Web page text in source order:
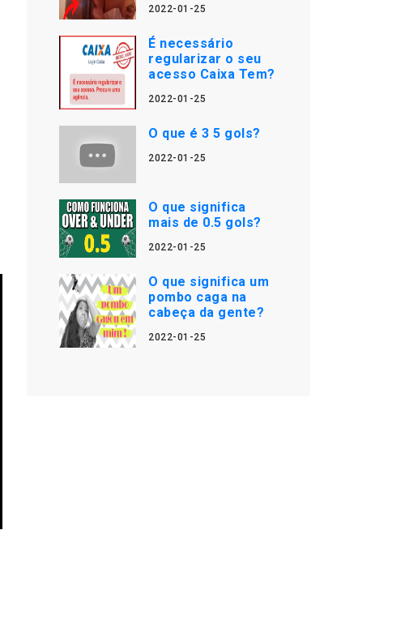
2022-01-25
É necessário
regularizar o seu
acesso Caixa Tem?
2022-01-25
O que é 3 5 gols?
2022-01-25
O que significa
mais de 0.5 gols?
2022-01-25
O que significa um
pombo caga na
cabeça da gente?
2022-01-25